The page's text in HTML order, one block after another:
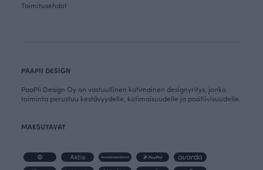
Toimitusehdot
PAAPII DESIGN
PaaPii Design Oy on vastuullinen kotimainen designyritys, jonka
toiminta perustuu kestävyydelle, kotimaisuudelle ja positiivisuudelle.
MAKSUTAVAT